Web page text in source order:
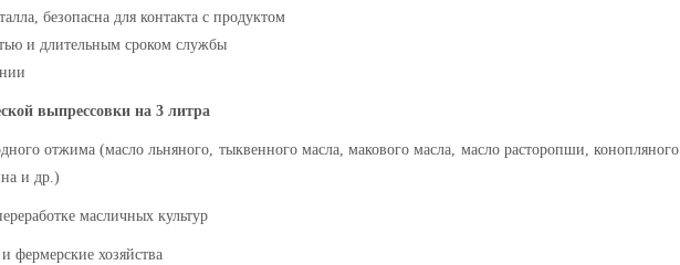
безопасна для контакта с продуктом
и длительным сроком службы
выпрессовки на 3 литра
отжима (маслольняного, тыквенногомасла, макового масла, масло расторопши, конопляного
и др.)
масличных культур
фермерские хозяйства